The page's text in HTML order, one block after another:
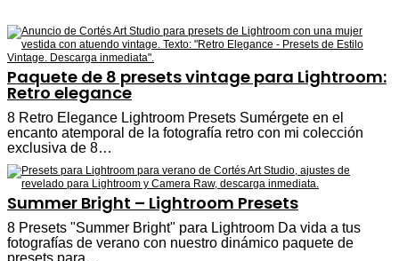
Paquete de 8 presets vintage para Lightroom:
Retro elegance
8 Retro Elegance Lightroom Presets Sumérgete en el
encanto atemporal de la fotografía retro con mi colección
exclusiva de 8…
Summer Bright – Lightroom Presets
8 Presets "Summer Bright" para Lightroom Da vida a tus
fotografías de verano con nuestro dinámico paquete de
presets para…